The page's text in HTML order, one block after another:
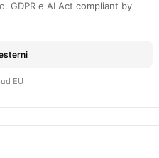
GDPR e AI Act compliant by
EU